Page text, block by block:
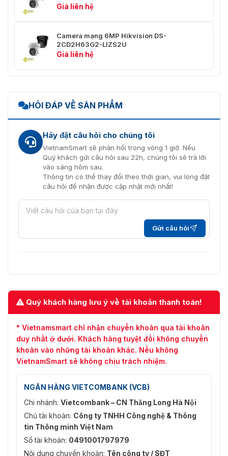
(ROI)
Loại âm
thanh
Âm thanh đơn sắc
Tốc độ bit
64Kbps (G.711)/16Kbps (G.722.1)/16Kbps
Tỷ lệ lấy
mẫu âm
thanh
8kHz/16kHz
Lọc tiếng
Đúng
Mạng
TCP/IP, ICMP, HTTP, HTTPS, FTP, DHCP, DNS,
thời
Giao diện
lập trình
ứng dụng
(API)
Giao diện video mạng mở (Hồ sơ S, Hồ sơ T, Hồ
G), ISAPI
Người
Tối đa 32 người dùng, 3 cấp độ: Quản trị viên,
Bảo vệ
Bảo vệ bằng mật khẩu, mật khẩu phức tạp, mã
HTTPS, xác thực 802.1X (EAP-TLS 1.2, EAP-LEAP,
MD5), hình mờ, bộ lọc địa chỉ IP, xác thực cơ
xác thực tóm tắt cho HTTP/HTTPS, WSSE và
tóm tắt cho ONVIF, TLS1.2
Giá liên hệ
Camera mạng 6MP Hikvision DS-
2CD2H63G2-LIZS2U
Giá liên hệ
HỎI ĐÁP VỀ SẢN PHẨM
Hãy đặt câu hỏi cho chúng tôi
VietnamSmart sẽ phản hồi trong vòng 1 giờ. Nếu
Quý khách gửi câu hỏi sau 22h, chúng tôi sẽ trả lời
vào sáng hôm sau.
Thông tin có thể thay đổi theo thời gian, vui lòng đặt
câu hỏi để nhận được cập nhật mới nhất!
Gửi câu hỏi
Quý khách hàng lưu ý về tài khoản thanh toán!
* Vietnamsmart chỉ nhận chuyển khoản qua tài khoản
duy nhất ở dưới. Khách hàng tuyệt đối không chuyển
khoản vào những tài khoản khác. Nếu không
VietnamSmart sẽ không chịu trách nhiệm.
NGÂN HÀNG VIETCOMBANK (VCB)
Chi nhánh: Vietcombank – CN Thăng Long Hà Nội
Chủ tài khoản: Công ty TNHH Công nghệ & Thông
tin Thông minh Việt Nam
Số tài khoản: 0491001797979
Nội dung chuyển khoản: Tên công ty / SĐT